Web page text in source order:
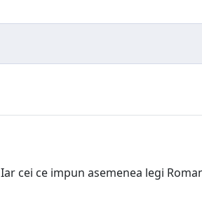
cei ce impun asemenea legi